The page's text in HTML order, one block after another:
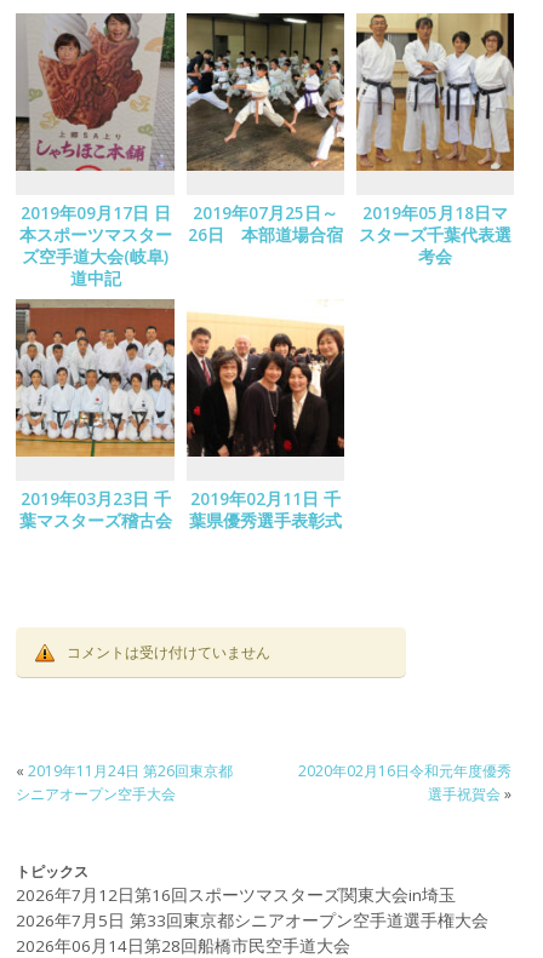
2019年09月17日 日
本スポーツマスター
ズ空手道大会(岐阜)
道中記
2019年07月25日～
26日 本部道場合宿
2019年05月18日マ
スターズ千葉代表選
考会
2019年03月23日 千
葉マスターズ稽古会
2019年02月11日 千
葉県優秀選手表彰式
コメントは受け付けていません
«2019年11月24日 第26回東京都
シニアオープン空手大会
2020年02月16日令和元年度優秀
選手祝賀会»
トピックス
2026年7月12日第16回スポーツマスターズ関東大会in埼玉
2026年7月5日 第33回東京都シニアオープン空手道選手権大会
2026年06月14日第28回船橋市民空手道大会